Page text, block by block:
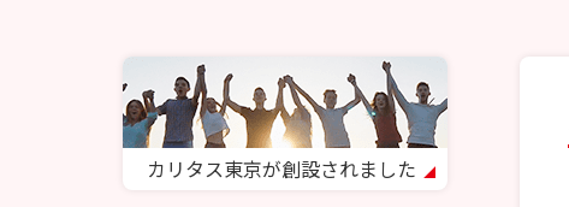
カリタス東京が創設されました